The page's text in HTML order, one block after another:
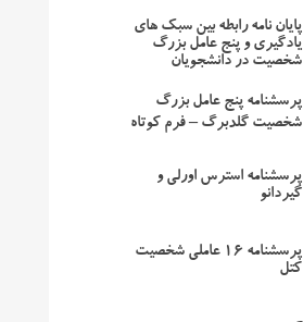
پایان نامه رابطه بین سبک های
یادگیری و پنج عامل بزرگ
شخصیت در دانشجویان
پرسشنامه پنج عامل بزرگ
شخصیت گلدبرگ – فرم کوتاه
پرسشنامه استرس اورلی و
گیردانو
پرسشنامه ۱۶ عاملی شخصیت
کتل